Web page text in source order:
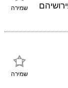
שמירה
שמירה